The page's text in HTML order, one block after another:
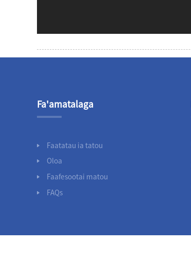
Fa'amatalaga
Faatatau ia tatou
Oloa
Faafesootai matou
FAQs